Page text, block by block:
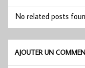
No related posts
AJOUTER UN